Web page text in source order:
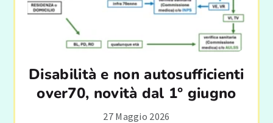
Disabilità e non autosufficienti
over70, novità dal 1° giugno
27 Maggio 2026